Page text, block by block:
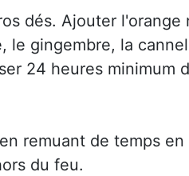
dés. Ajouter
le gingembre, la
24 heures minimum
remuant de temps
du feu.